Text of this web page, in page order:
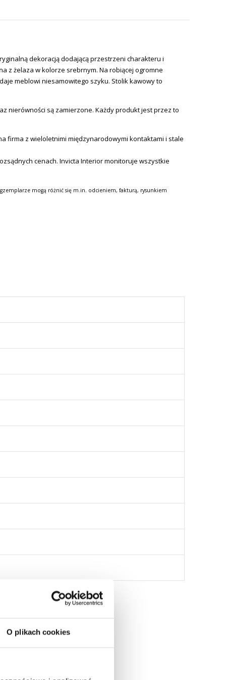
O plikach cookies
dekoracją dodającą przestrzeni charakteru i
z żelaza w kolorze srebrnym. Na robiącej ogromne
meblowi niesamowitego szyku. Stolik kawowy to
nierówności są zamierzone. Każdy produkt jest przez to
firma z wieloletnimi międzynarodowymi kontaktami i stale
cenach. Invicta Interior monitoruje wszystkie
mogą różnić się m.in. odcieniem, fakturą, rysunkiem